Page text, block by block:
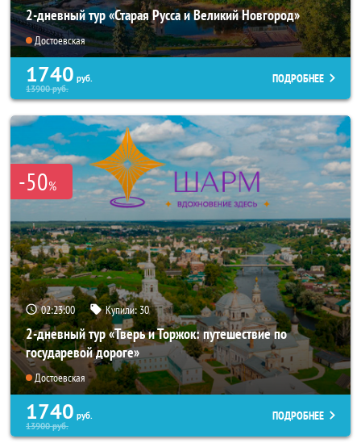
2-дневный тур «Старая Русса и Великий Новгород»
Достоевская
1740 руб.
13900руб.
ПОДРОБНЕЕ
-50%
02:22:59 Купили:30
2-дневный тур «Тверь и Торжок: путешествие по
государевой дороге»
Достоевская
1740 руб.
13900руб.
ПОДРОБНЕЕ